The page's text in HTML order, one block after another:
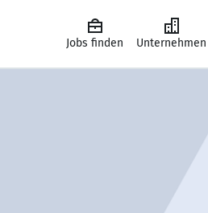
Jobs finden Unternehmen